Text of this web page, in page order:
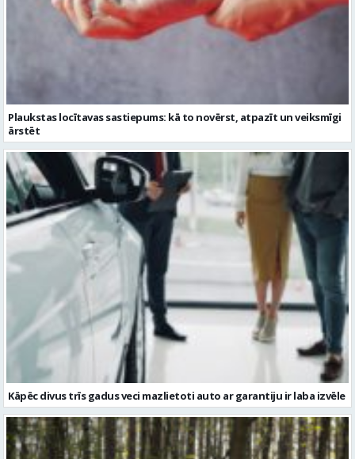
Plaukstas locītavas sastiepums: kā to novērst, atpazīt un veiksmīgi
ārstēt
Kāpēc divus trīs gadus veci mazlietoti auto ar garantiju ir laba izvēle